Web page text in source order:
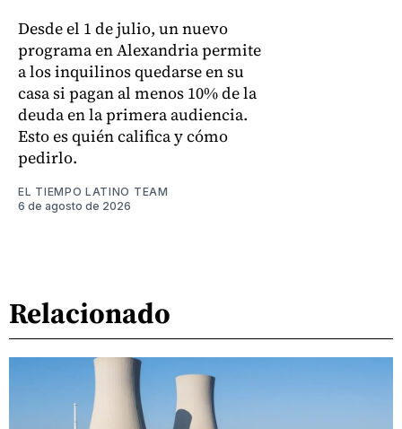
Desde el 1 de julio, un nuevo
programa en Alexandria permite
a los inquilinos quedarse en su
casa si pagan al menos 10% de la
deuda en la primera audiencia.
Esto es quién califica y cómo
pedirlo.
EL TIEMPO LATINO TEAM
6 de agosto de 2026
Relacionado